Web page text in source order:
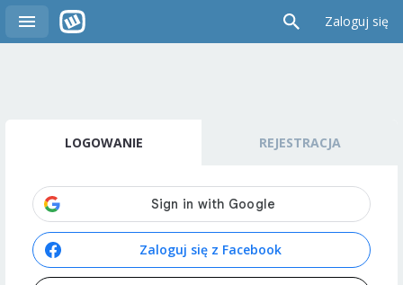
Zaloguj się
LOGOWANIE REJESTRACJA
Zaloguj się z Facebook